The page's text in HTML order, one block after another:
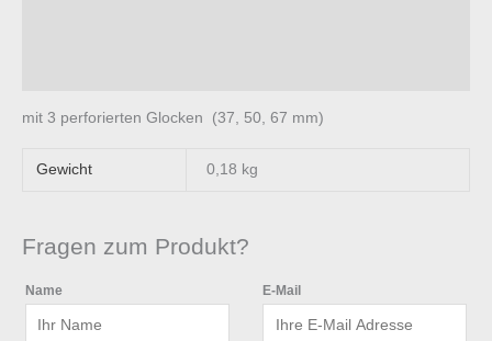
mit 3 perforierten Glocken (37, 50, 67 mm)
Gewicht 0,18 kg
Fragen zum Produkt?
Name E-Mail